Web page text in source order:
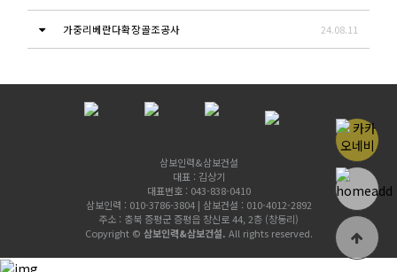
가중리베란다확장골조공사 24.08.11
삼보인력&삼보건설
대표 : 김상기
대표번호 : 043-838-0410
삼보인력 : 010-3786-3804 | 삼보건설 : 010-4012-2892
주소 : 충북 증평군 증평읍 창신로 44, 2층 (창동리)
Copyright © 삼보인력&삼보건설. All rights reserved.